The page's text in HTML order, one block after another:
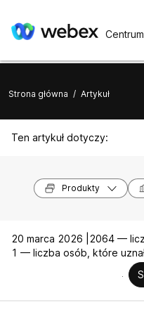
Strona główna / Artykuł
Ten artykuł dotyczy:
Produkty
20 marca 2026 |
2064 —
1 — liczba osób, które